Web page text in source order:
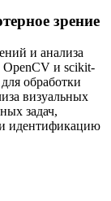
зрение
и анализа
OpenCV и scikit-
обработки
визуальных
задач,
идентификацию